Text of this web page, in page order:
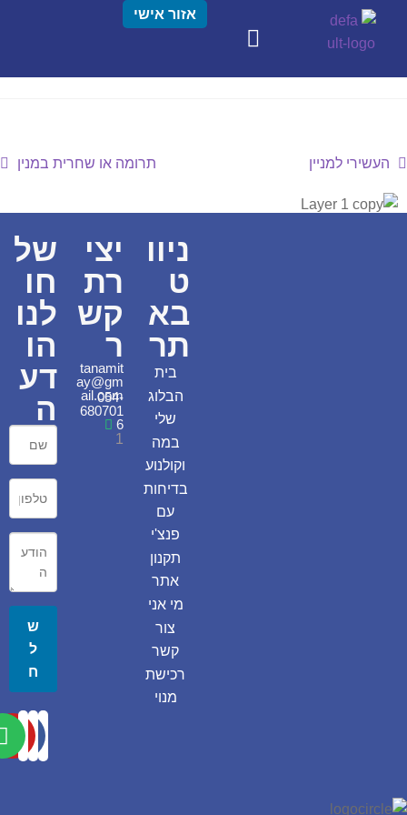
אזור אישי
העשירי למניין תרומה או שחרית במנין
ניוו
ט
בא
תר
בית
הבלוג
שלי
במה
וקולנוע
בדיחות
עם
פנצ'י
תקנון
אתר
מי אני
צור
קשר
רכישת
מנוי
יצי
רת
קש
ר
tanamit
ay@gm
ail.com
054-
680701
6
1
של
חו
לנו
הו
דע
ה
ש
ל
ח